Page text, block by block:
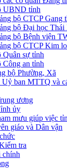
UBND tỉnh
bộ CTCP Gang
bộ Đại học Thái
bộ Bệnh viện
bộ CTCP Kim
Quân sự tỉnh
Công an tỉnh
bộ Phường, Xã
Uỷ ban MTTQ và
ương
ủy
mưu giúp việc
giáo và Dân vận
tra
chính